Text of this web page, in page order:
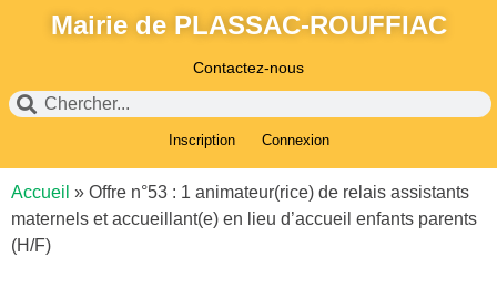
Mairie de PLASSAC-ROUFFIAC
Contactez-nous
Inscription Connexion
Accueil » Offre n°53 : 1 animateur(rice) de relais assistants
maternels et accueillant(e) en lieu d’accueil enfants parents
(H/F)